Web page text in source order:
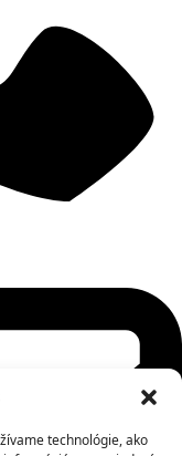
technológie, ako